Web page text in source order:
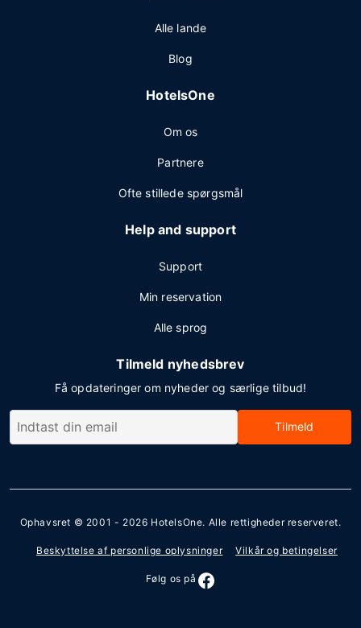
Alle lande
Blog
HotelsOne
Om os
Partnere
Ofte stillede spørgsmål
Help and support
Support
Min reservation
Alle sprog
Tilmeld nyhedsbrev
Få opdateringer om nyheder og særlige tilbud!
Tilmeld
Ophavsret © 2001 - 2026 HotelsOne. Alle rettigheder reserveret.
Beskyttelse af personlige oplysninger Vilkår og betingelser
Følg os på